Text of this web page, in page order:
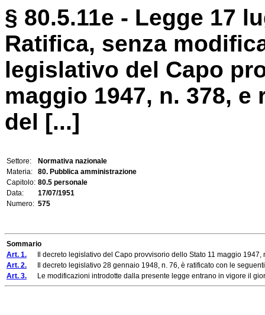
§ 80.5.11e - Legge 17
Ratifica, senza
legislativo del Capo
maggio 1947, n. 378,
del [...]
Settore:
Normativa nazionale
Materia:
80. Pubblica amministrazione
Capitolo: 80.5 personale
Data:
17/07/1951
Numero: 575
Sommario
Art. 1. Il decreto legislativo del Capo provvisorio dello Stato 11 maggio 1947,
Art. 2. Il decreto legislativo 28 gennaio 1948, n. 76, è ratificato con le
Art. 3. Le modificazioni introdotte dalla presente legge entrano in vigore il